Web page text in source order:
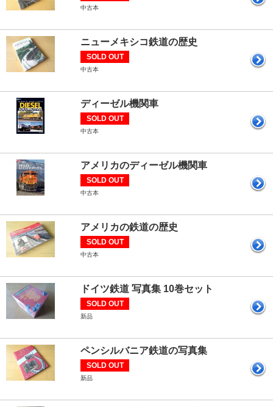
中古本
ニューメキシコ鉄道の歴史
SOLD OUT
中古本
ディーゼル機関車
SOLD OUT
中古本
アメリカのディーゼル機関車
SOLD OUT
中古本
アメリカの鉄道の歴史
SOLD OUT
中古本
ドイツ鉄道 写真集 10巻セット
SOLD OUT
新品
ペンシルバニア鉄道の写真集
SOLD OUT
新品